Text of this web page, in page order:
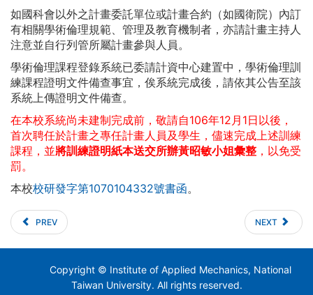
如國科會以外之計畫委託單位或計畫合約（如國衛院）內訂
有相關學術倫理規範、管理及教育機制者，亦請計畫主持人
注意並自行列管所屬計畫參與人員。
學術倫理課程登錄系統已委請計資中心建置中，學術倫理訓
練課程證明文件備查事宜，俟系統完成後，請依其公告至該
系統上傳證明文件備查。
在本校系統尚未建制完成前，敬請自106年12月1日以後，
首次聘任於計畫之專任計畫人員及學生，儘速完成上述訓練
課程，並將訓練證明紙本送交所辦黃昭敏小姐彙整 ，以免受
罰。
本校校研發字第1070104332號書函。
PREV NEXT
Copyright © Institute of Applied Mechanics, National
Taiwan University. All rights reserved.